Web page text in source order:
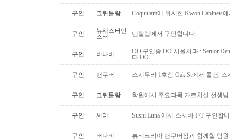
구인 코퀴틀람 Coquitlam에 위치한 Kwon Cabinets
구인
뉴웨스터민
스터
덴탈랩에서 구인합니다.
구인 버나비
OO 구인중 OO 서울치과 : Senior
다 OO
구인 밴쿠버 스시무라 1호점 Oak St에서 롤맨,
구인 코퀴틀람 학원에서 주요과목 가르치실 선생
구인 써리 Sushi Luna 에서 스시바 F/T 구인합
구인 버나비 뷰티코리아 밴쿠버점과 함께할 팀